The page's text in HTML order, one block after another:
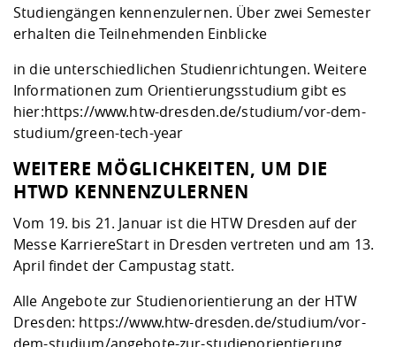
Studiengängen kennenzulernen. Über zwei Semester
erhalten die Teilnehmenden Einblicke
in die unterschiedlichen Studienrichtungen. Weitere
Informationen zum Orientierungsstudium gibt es
hier:https://www.htw-dresden.de/studium/vor-dem-
studium/green-tech-year
WEITERE MÖGLICHKEITEN, UM DIE
HTWD KENNENZULERNEN
Vom 19. bis 21. Januar ist die HTW Dresden auf der
Messe KarriereStart in Dresden vertreten und am 13.
April findet der Campustag statt.
Alle Angebote zur Studienorientierung an der HTW
Dresden: https://www.htw-dresden.de/studium/vor-